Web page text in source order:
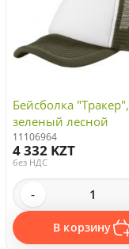
Бейсболка "Тракер",
зеленый лесной
11106964
4 332 KZT
без НДС
-
В корзину